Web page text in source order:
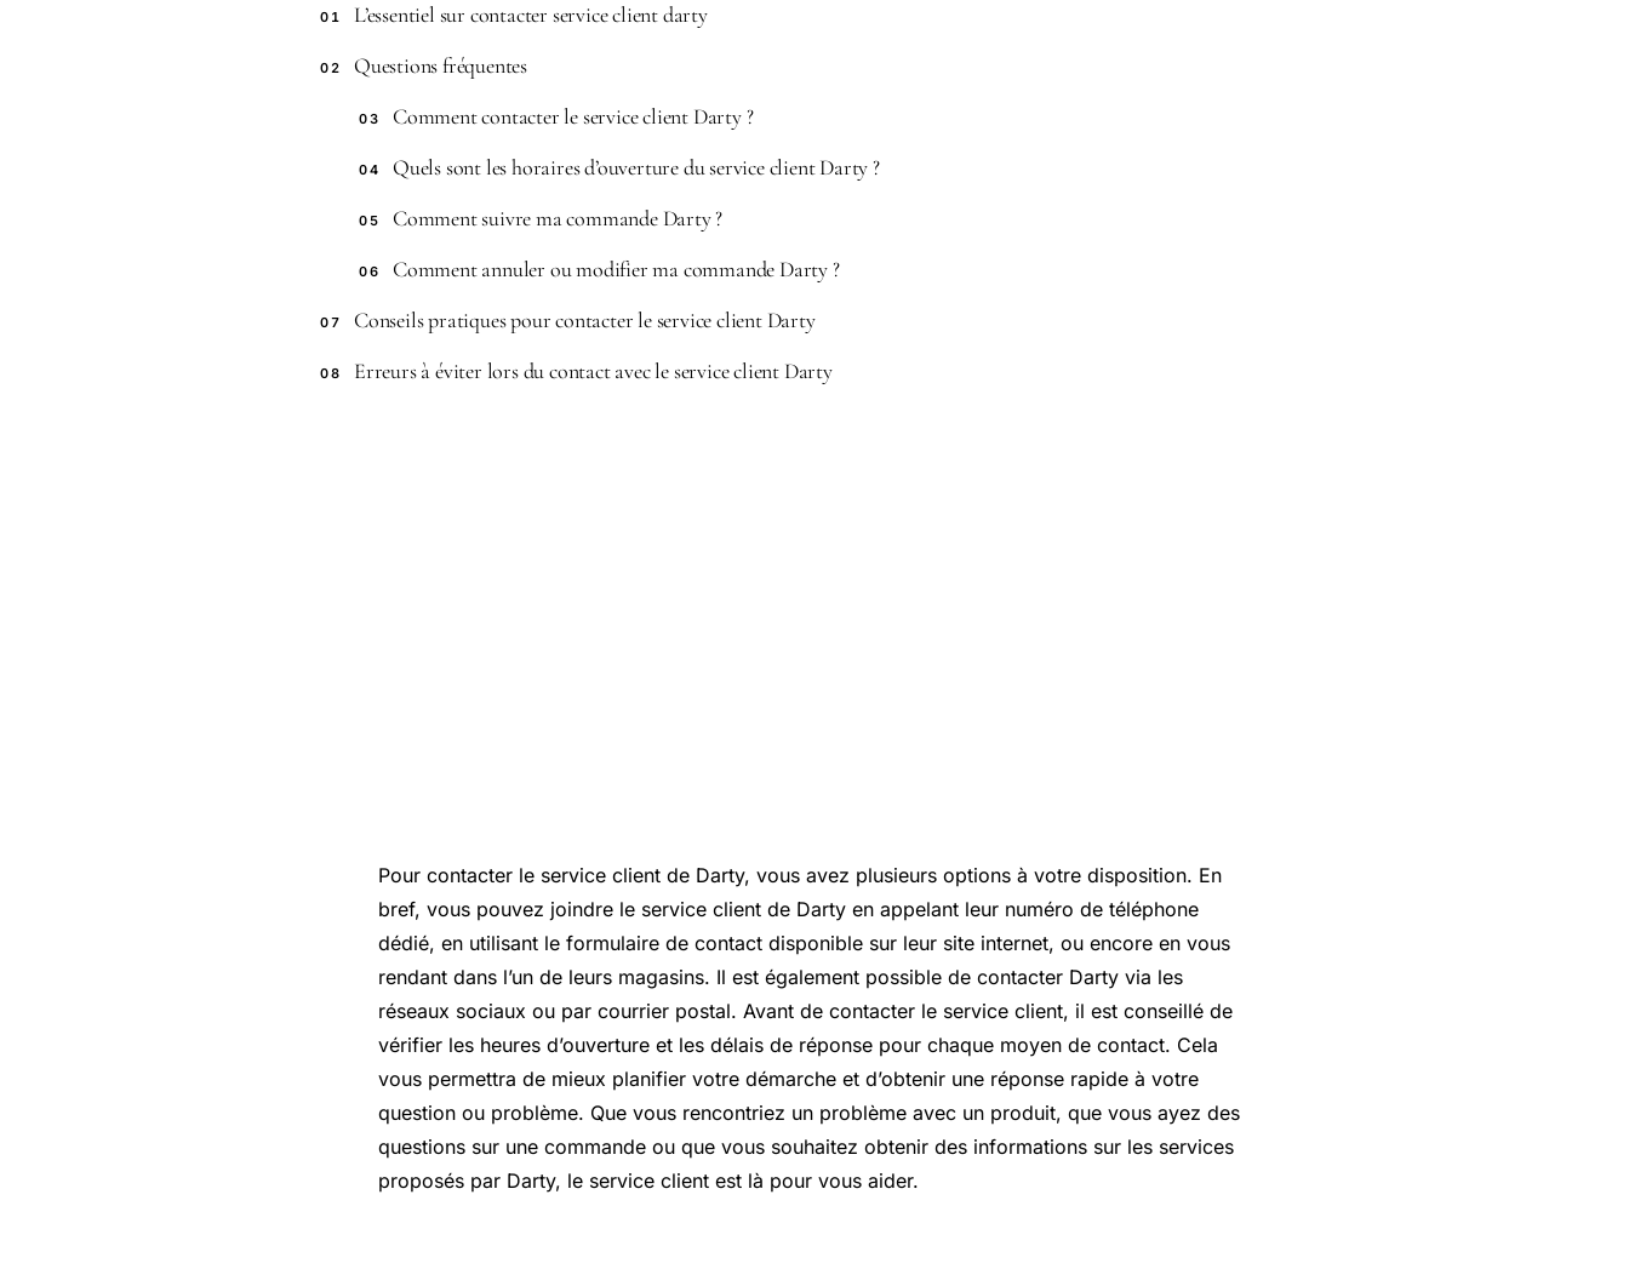
01 L’essentiel sur contacter service client darty
02 Questions fréquentes
03 Comment contacter le service client Darty ?
04 Quels sont les horaires d’ouverture du service client Darty ?
05 Comment suivre ma commande Darty ?
06 Comment annuler ou modifier ma commande Darty ?
07 Conseils pratiques pour contacter le service client Darty
08 Erreurs à éviter lors du contact avec le service client Darty
Pour contacter le service client de Darty, vous avez plusieurs options à votre disposition. En
bref, vous pouvez joindre le service client de Darty en appelant leur numéro de téléphone
dédié, en utilisant le formulaire de contact disponible sur leur site internet, ou encore en vous
rendant dans l’un de leurs magasins. Il est également possible de contacter Darty via les
réseaux sociaux ou par courrier postal. Avant de contacter le service client, il est conseillé de
vérifier les heures d’ouverture et les délais de réponse pour chaque moyen de contact. Cela
vous permettra de mieux planifier votre démarche et d’obtenir une réponse rapide à votre
question ou problème. Que vous rencontriez un problème avec un produit, que vous ayez des
questions sur une commande ou que vous souhaitez obtenir des informations sur les services
proposés par Darty, le service client est là pour vous aider.